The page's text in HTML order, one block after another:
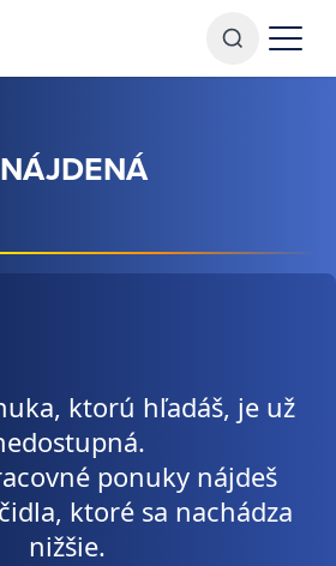
ktorú hľadáš, je už
ponuky nájdeš
ktoré sa nachádza
nižšie.